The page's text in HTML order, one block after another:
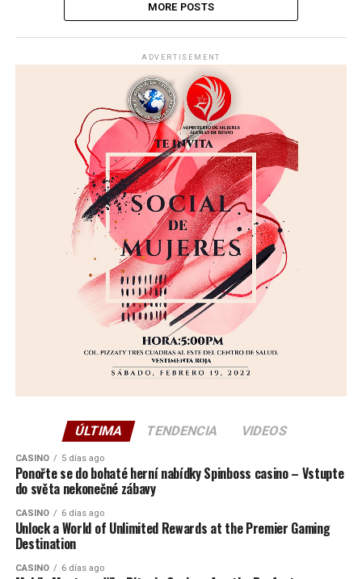
MORE POSTS
ADVERTISEMENT
ÚLTIMA TENDENCIA VIDEOS
CASINO 5 días ago
Ponořte se do bohaté herní nabídky Spinboss casino – Vstupte
do světa nekonečné zábavy
CASINO 6 días ago
Unlock a World of Unlimited Rewards at the Premier Gaming
Destination
CASINO 6 días ago